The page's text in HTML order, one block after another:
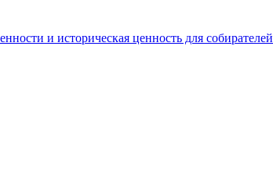
и историческая ценность для собирателей